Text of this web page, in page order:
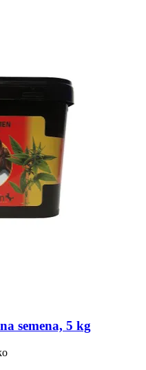
semena, 5 kg